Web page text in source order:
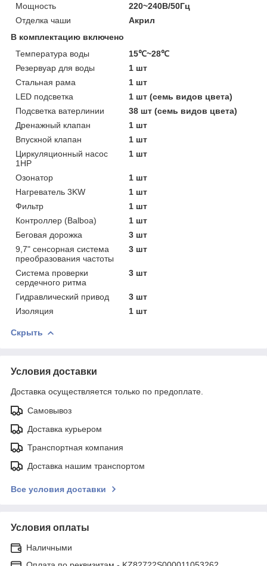
Мощность
220~240В/50Гц
Отделка чаши
Акрил
В комплектацию включено
Температура воды
15℃~28℃
Резервуар для воды
1 шт
Стальная рама
1 шт
LED подсветка
1 шт (семь видов цвета)
Подсветка ватерлинии
38 шт (семь видов цвета)
Дренажный клапан
1 шт
Впускной клапан
1 шт
Циркуляционный насос
1HP
1 шт
Озонатор
1 шт
Нагреватель 3KW
1 шт
Фильтр
1 шт
Контроллер (Balboa)
1 шт
Беговая дорожка
3 шт
9,7" сенсорная система
преобразования частоты
3 шт
Система проверки
сердечного ритма
3 шт
Гидравлический привод
3 шт
Изоляция
1 шт
Скрыть
Условия доставки
Доставка осуществляется только по предоплате.
Самовывоз
Доставка курьером
Транспортная компания
Доставка нашим транспортом
Все условия доставки
Условия оплаты
Наличными